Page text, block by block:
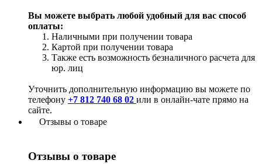
Вы можете выбрать любой удобный для вас способ
оплаты:
Наличными при получении товара
Картой при получении товара
Также есть возможность безналичного расчета для
юр. лиц
Уточнить дополнительную информацию вы можете по
телефону +7 812 740 68 02 или в онлайн-чате прямо на
сайте.
Отзывы о товаре
Отзывы о товаре